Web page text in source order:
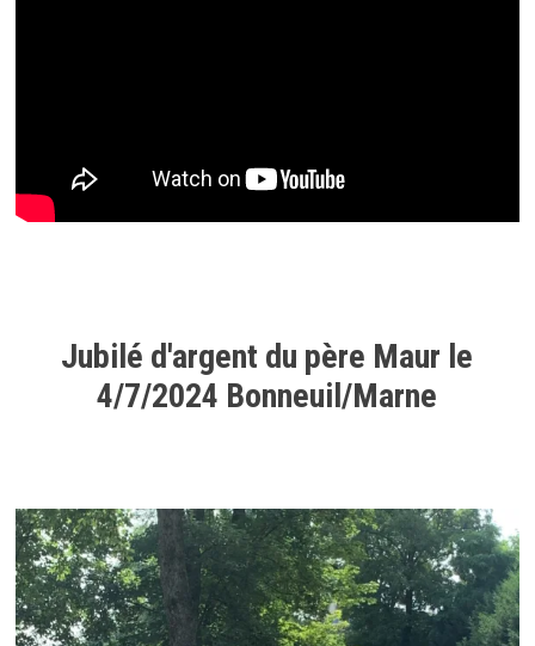
Jubilé d'argent du père Maur le
4/7/2024 Bonneuil/Marne